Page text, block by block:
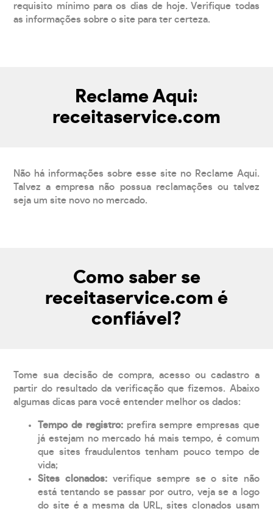
requisito mínimo para os dias de hoje. Verifique todas
as informações sobre o site para ter certeza.
Reclame Aqui:
receitaservice.com
Não há informações sobre esse site no Reclame Aqui.
Talvez a empresa não possua reclamações ou talvez
seja um site novo no mercado.
Como saber se
receitaservice.com é
confiável?
Tome sua decisão de compra, acesso ou cadastro a
partir do resultado da verificação que fizemos. Abaixo
algumas dicas para você entender melhor os dados:
Tempo de registro: prefira sempre empresas que
já estejam no mercado há mais tempo, é comum
que sites fraudulentos tenham pouco tempo de
vida;
Sites clonados: verifique sempre se o site não
está tentando se passar por outro, veja se a logo
do site é a mesma da URL, sites clonados usam